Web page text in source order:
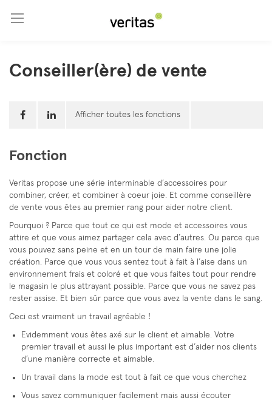
Conseiller(ère) de vente
Afficher toutes les fonctions
Fonction
Veritas propose une série interminable d’accessoires pour
combiner, créer, et combiner à coeur joie. Et comme conseillère
de vente vous êtes au premier rang pour aider notre client.
Pourquoi ? Parce que tout ce qui est mode et accessoires vous
attire et que vous aimez partager cela avec d’autres. Ou parce que
vous pouvez sans peine et en un tour de main faire une jolie
création. Parce que vous vous sentez tout à fait à l’aise dans un
environnement frais et coloré et que vous faites tout pour rendre
le magasin le plus attrayant possible. Parce que vous ne savez pas
rester assise. Et bien sûr parce que vous avez la vente dans le sang.
Ceci est vraiment un travail agréable !
Evidemment vous êtes axé sur le client et aimable. Votre
premier travail et aussi le plus important est d’aider nos clients
d’une manière correcte et aimable.
Un travail dans la mode est tout à fait ce que vous cherchez
Vous savez communiquer facilement mais aussi écouter